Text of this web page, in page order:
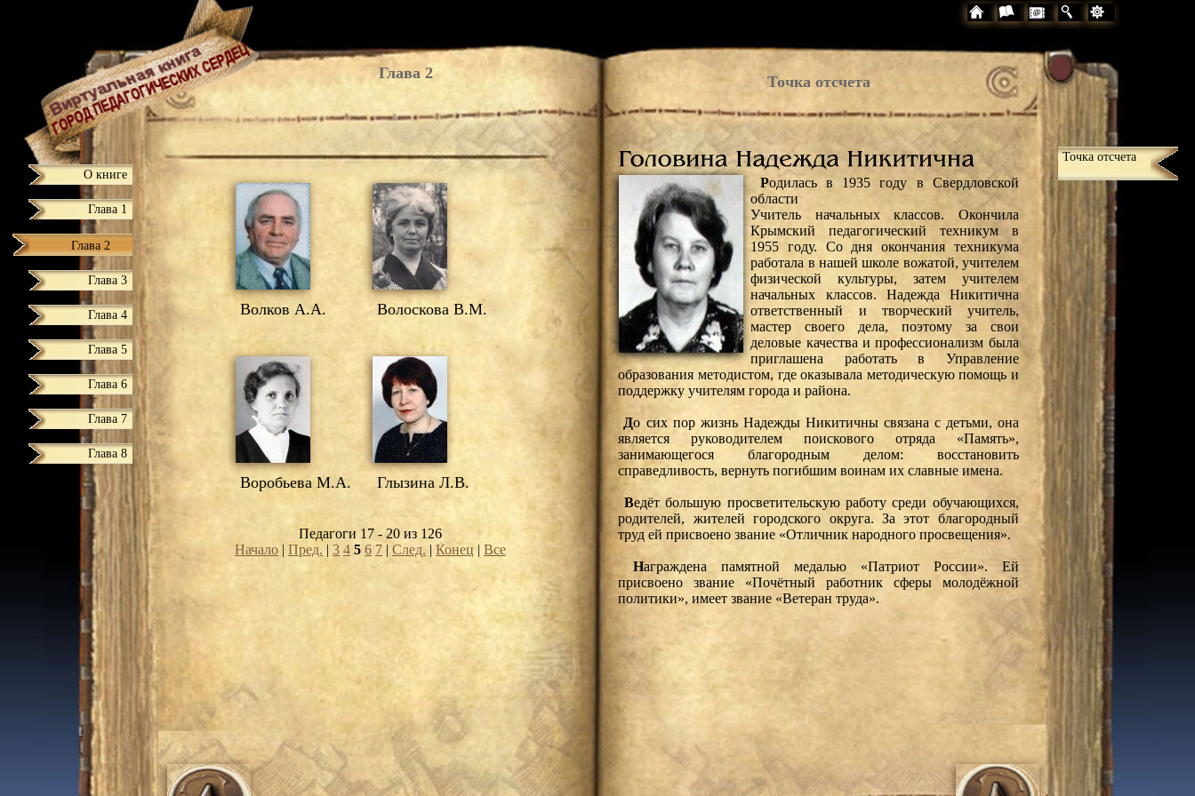
О книге
Глава 1
Глава 2
Глава 3
Глава 4
Глава 5
Глава 6
Глава 7
Глава 8
Глава 2
Волков А.А. Волоскова В.М.
Воробьева М.А. Глызина Л.В.
Педагоги 17 - 20 из 126
Начало |Пред. |3 4 5 6 7 |След. |Конец |Все
Точка отсчета
Родилась в 1935 году в Свердловской
области
Учитель начальных классов. Окончила
Крымский педагогический техникум в
1955 году. Со дня окончания техникума
работала в нашей школе вожатой, учителем
физической культуры, затем учителем
начальных классов. Надежда Никитична
ответственный и творческий учитель,
мастер своего дела, поэтому за свои
деловые качества и профессионализм была
приглашена работать в Управление
образования методистом, где оказывала методическую помощь и
поддержку учителям города и района.
До сих пор жизнь Надежды Никитичны связана с детьми, она
является руководителем поискового отряда «Память»,
занимающегося благородным делом: восстановить
справедливость, вернуть погибшим воинам их славные имена.
Ведёт большую просветительскую работу среди обучающихся,
родителей, жителей городского округа. За этот благородный
труд ей присвоено звание «Отличник народного просвещения».
Награждена памятной медалью «Патриот России». Ей
присвоено звание «Почётный работник сферы молодёжной
политики», имеет звание «Ветеран труда».
Точка отсчета